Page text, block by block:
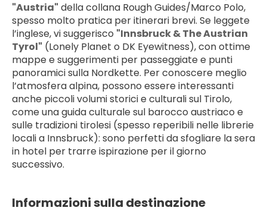
"Austria" della collana Rough Guides/Marco Polo,
spesso molto pratica per itinerari brevi. Se leggete
l’inglese, vi suggerisco "Innsbruck & The Austrian
Tyrol" (Lonely Planet o DK Eyewitness), con ottime
mappe e suggerimenti per passeggiate e punti
panoramici sulla Nordkette. Per conoscere meglio
l’atmosfera alpina, possono essere interessanti
anche piccoli volumi storici e culturali sul Tirolo,
come una guida culturale sul barocco austriaco e
sulle tradizioni tirolesi (spesso reperibili nelle librerie
locali a Innsbruck): sono perfetti da sfogliare la sera
in hotel per trarre ispirazione per il giorno
successivo.
Informazioni sulla destinazione